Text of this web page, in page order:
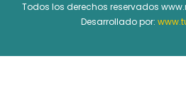
Todos los derechos reservados
Desarrollado por: